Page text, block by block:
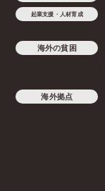
起業支援・人材育成
海外の貧困
海外拠点